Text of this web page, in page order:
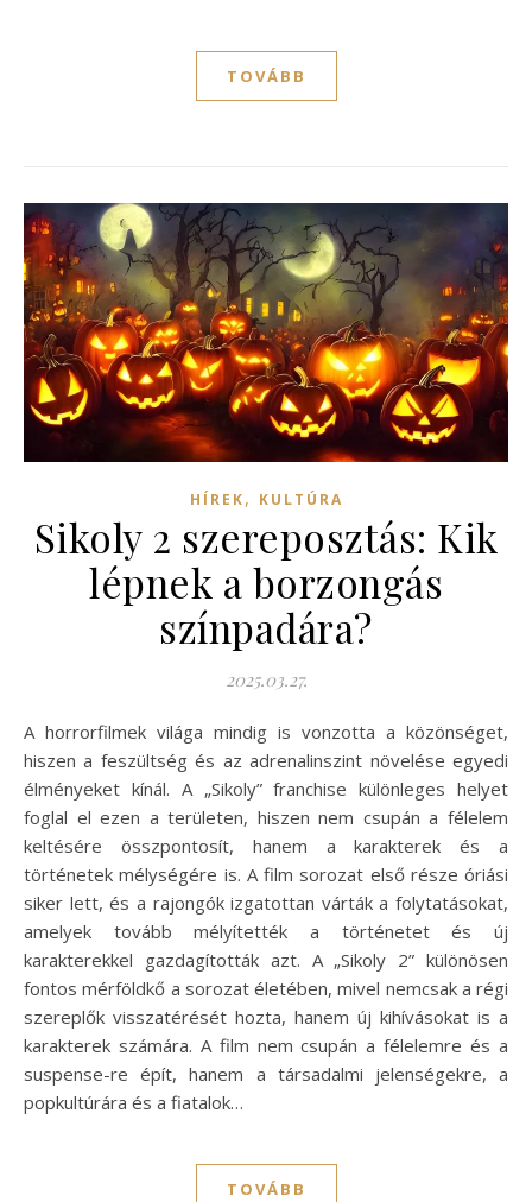
TOVÁBB
HÍREK, KULTÚRA
Sikoly 2 szereposztás: Kik
lépnek a borzongás
színpadára?
2025.03.27.
A horrorfilmek világa mindig is vonzotta a közönséget,
hiszen a feszültség és az adrenalinszint növelése egyedi
élményeket kínál. A „Sikoly” franchise különleges helyet
foglal el ezen a területen, hiszen nem csupán a félelem
keltésére összpontosít, hanem a karakterek és a
történetek mélységére is. A film sorozat első része óriási
siker lett, és a rajongók izgatottan várták a folytatásokat,
amelyek tovább mélyítették a történetet és új
karakterekkel gazdagították azt. A „Sikoly 2” különösen
fontos mérföldkő a sorozat életében, mivel nemcsak a régi
szereplők visszatérését hozta, hanem új kihívásokat is a
karakterek számára. A film nem csupán a félelemre és a
suspense-re épít, hanem a társadalmi jelenségekre, a
popkultúrára és a fiatalok…
TOVÁBB